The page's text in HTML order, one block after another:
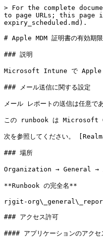
> For the complete
to page URLs; this page
expiry_scheduled.md).
# Apple MDM 証明書の有効期限
### 説明
Microsoft Intune で Apple Push
### メール送信に関する設定
メール レポートの送信は任意
この runbook は Microsoft
次を参照してください。
### 場所
Organization → General →
**Runbook の完全名**
rjgit-
### アクセス許可
#### アプリケーションのアクセ